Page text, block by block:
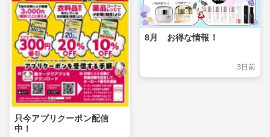
只今アプリクーポン配信
中！
8月 お得な情報！
3日前